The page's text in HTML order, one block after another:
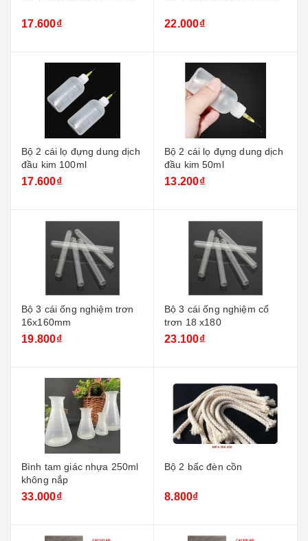
17.600₫ 22.000₫
Bộ 2 cái lọ đựng dung dịch
đầu kim 100ml
17.600₫
Bộ 2 cái lọ đựng dung dịch
đầu kim 50ml
13.200₫
Bộ 3 cái ống nghiệm trơn
16x160mm
19.800₫
Bộ 3 cái ống nghiệm cổ
trơn 18 x180
23.100₫
Bình tam giác nhựa 250ml
không nắp
33.000₫
Bộ 2 bấc đèn cồn
8.800₫